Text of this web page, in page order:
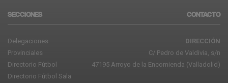
SECCIONES
Delegaciones
Provinciales
Directorio Fútbol
Directorio Fútbol Sala
CONTACTO
DIRECCIÓN
C/ Pedro de Valdivia, s/n
47195 Arroyo de la Encomienda (Valladolid)